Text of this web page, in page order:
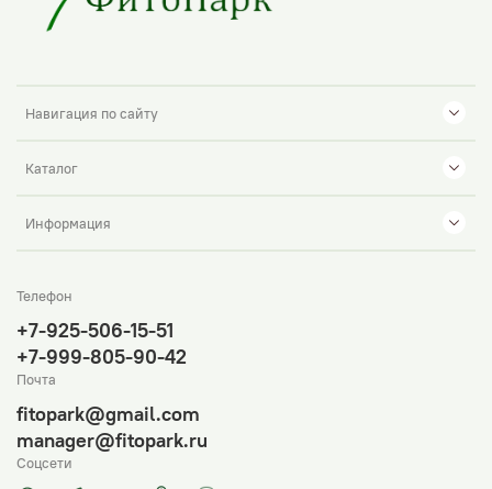
Навигация по сайту
Каталог
Информация
Телефон
+7-925-506-15-51
+7-999-805-90-42
Почта
fitopark@gmail.com
manager@fitopark.ru
Соцсети